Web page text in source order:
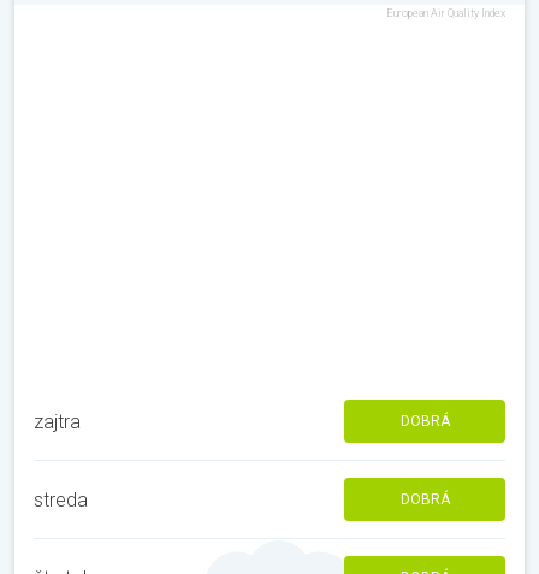
European Air Quality Index
zajtra DOBRÁ
streda DOBRÁ